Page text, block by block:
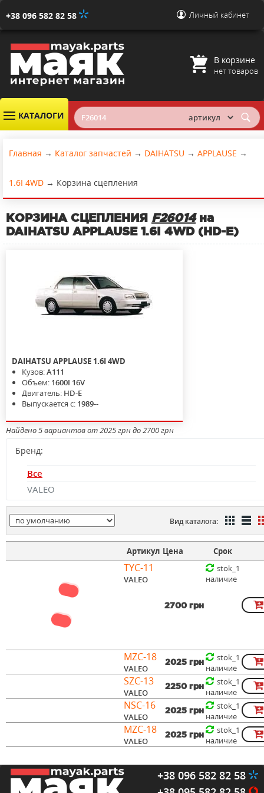
+38 096 582 82 58 Личный кабинет
В корзине
нет товаров
КАТАЛОГИ
Главная → Каталог запчастей → DAIHATSU → APPLAUSE →
1.6I 4WD → Корзина сцепления
КОРЗИНА СЦЕПЛЕНИЯ F26014на
DAIHATSU APPLAUSE 1.6I 4WD (HD-E)
DAIHATSU APPLAUSE 1.6I 4WD
Кузов:A111
Объем: 1600I 16V
Двигатель: HD-E
Выпускается с: 1989--
Найдено 5 вариантов от 2025 грн до 2700 грн
Бренд:
Все
VALEO
Вид каталога:
Артикул Цена Срок
TYC-11
VALEO
2700 грн
stok_1
наличие
MZC-18
VALEO
2025 грн
stok_1
наличие
SZC-13
VALEO
2250 грн
stok_1
наличие
NSC-16
VALEO
2025 грн
stok_1
наличие
MZC-18
VALEO
2025 грн
stok_1
наличие
+38 096 582 82 58